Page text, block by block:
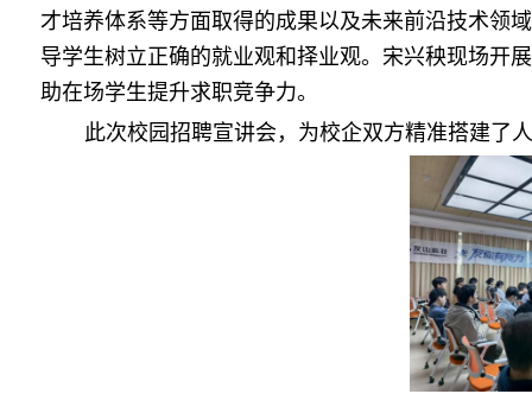
才培养体系等方面取得的成果以及未来前沿技术领
导学生树立正确的就业观和择业观。宋兴秧现场开
助在场学生提升求职竞争力。
此次校园招聘宣讲会，为校企双方精准搭建了